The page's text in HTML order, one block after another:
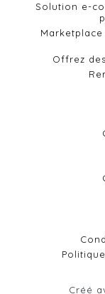
Solution e-
Offrez
Créé